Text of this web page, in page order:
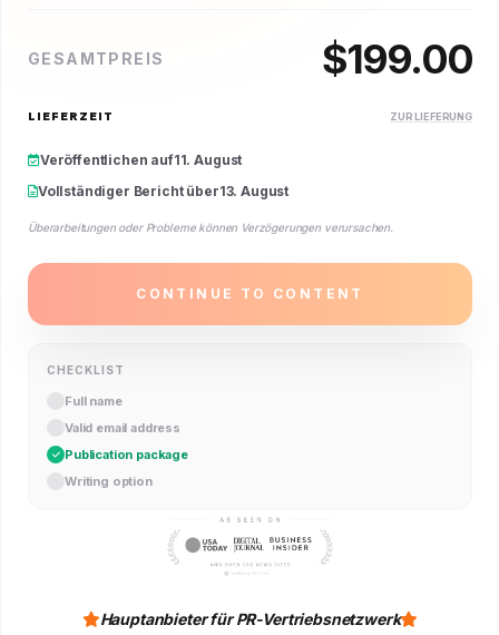
GESAMTPREIS $199.00
LIEFERZEIT ZUR LIEFERUNG
Veröffentlichen auf11. August
Vollständiger Bericht über13. August
Überarbeitungen oder Probleme können Verzögerungen verursachen.
CONTINUE TO CONTENT
CHECKLIST
Full name
Valid email address
Publication package
Writing option
Hauptanbieter für PR-Vertriebsnetzwerk